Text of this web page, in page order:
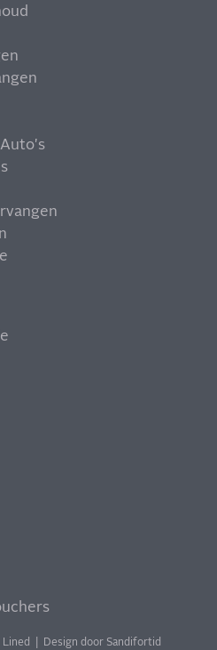
Design door Sandifortid